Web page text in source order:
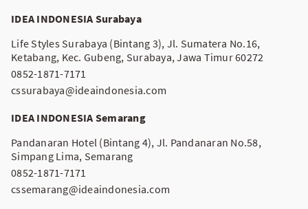
IDEA INDONESIA Surabaya
Life Styles Surabaya (Bintang 3), Jl. Sumatera No.16,
Ketabang, Kec. Gubeng, Surabaya, Jawa Timur 60272
0852-1871-7171
cssurabaya@ideaindonesia.com
IDEA INDONESIA Semarang
Pandanaran Hotel (Bintang 4), Jl. Pandanaran No.58,
Simpang Lima, Semarang
0852-1871-7171
cssemarang@ideaindonesia.com